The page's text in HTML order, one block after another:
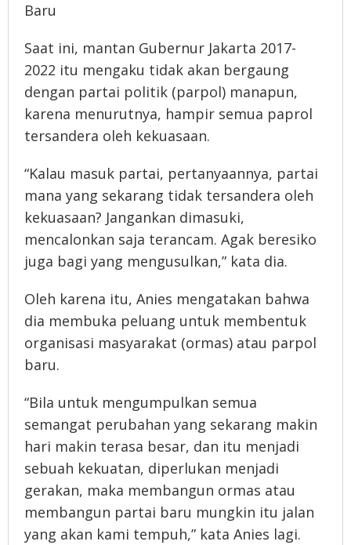
Baru
Saat ini, mantan Gubernur Jakarta 2017-
2022 itu mengaku tidak akan bergaung
dengan partai politik (parpol) manapun,
karena menurutnya, hampir semua paprol
tersandera oleh kekuasaan.
“Kalau masuk partai, pertanyaannya, partai
mana yang sekarang tidak tersandera oleh
kekuasaan? Jangankan dimasuki,
mencalonkan saja terancam. Agak beresiko
juga bagi yang mengusulkan,” kata dia.
Oleh karena itu, Anies mengatakan bahwa
dia membuka peluang untuk membentuk
organisasi masyarakat (ormas) atau parpol
baru.
“Bila untuk mengumpulkan semua
semangat perubahan yang sekarang makin
hari makin terasa besar, dan itu menjadi
sebuah kekuatan, diperlukan menjadi
gerakan, maka membangun ormas atau
membangun partai baru mungkin itu jalan
yang akan kami tempuh,” kata Anies lagi.